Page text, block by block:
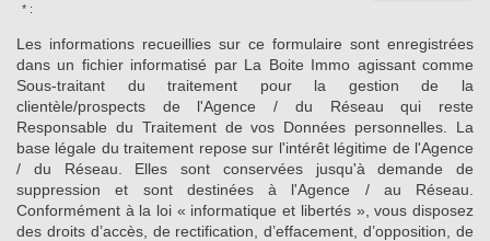
* :
Les informations recueillies sur ce formulaire sont enregistrées
dans un fichier informatisé par La Boite Immo agissant comme
Sous-traitant du traitement pour la gestion de la
clientèle/prospects de l'Agence / du Réseau qui reste
Responsable du Traitement de vos Données personnelles. La
base légale du traitement repose sur l'intérêt légitime de l'Agence
/ du Réseau. Elles sont conservées jusqu'à demande de
suppression et sont destinées à l'Agence / au Réseau.
Conformément à la loi « informatique et libertés », vous disposez
des droits d’accès, de rectification, d’effacement, d’opposition, de